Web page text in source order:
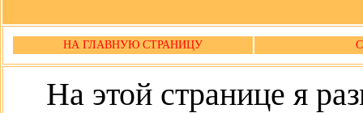
НА ГЛАВНУЮ СТРАНИЦУ
На этой странице я